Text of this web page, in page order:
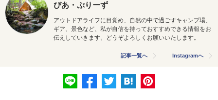
びあ・ぷりーず
アウトドアライフに目覚め、自然の中で過ごすキャンプ場、
ギア、景色など、私が自信を持っておすすめできる情報をお
伝えしていきます。どうぞよろしくお願いいたします。
記事一覧へ Instagramへ